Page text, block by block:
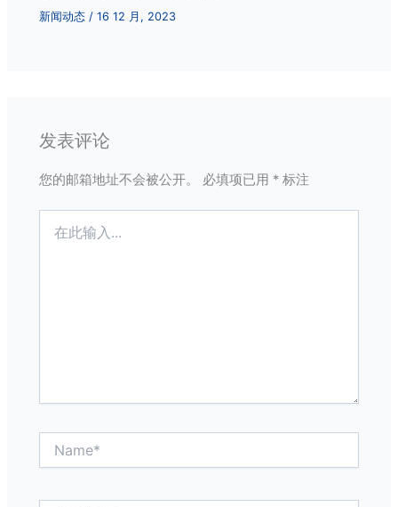
新闻动态 /16 12 月, 2023
发表评论
您的邮箱地址不会被公开。 必填项已用 * 标注